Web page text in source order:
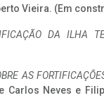
Vieira. (Em
DA ILHA
AS
Carlos Neves e